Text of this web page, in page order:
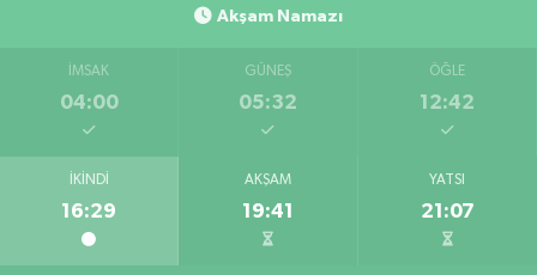
Akşam Namazı
İMSAK
04:00
GÜNEŞ
05:32
ÖĞLE
12:42
İKINDI
16:29
AKŞAM
19:41
YATSI
21:07